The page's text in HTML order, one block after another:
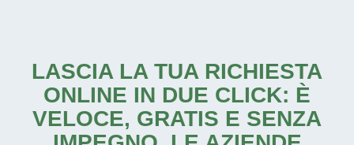
LASCIA LA TUA RICHIESTA
ONLINE IN DUE CLICK: È
VELOCE, GRATIS E SENZA